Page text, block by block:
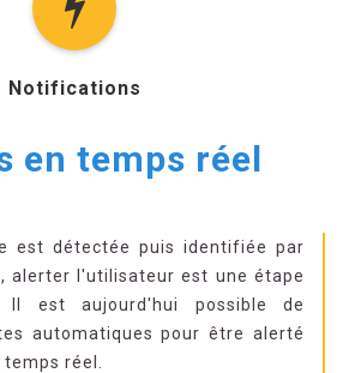
Notifications
en temps réel
est détectée puis identifiée par
alerter l'utilisateur est une étape
Il est aujourd'hui possible de
automatiques pour être alerté
réel.